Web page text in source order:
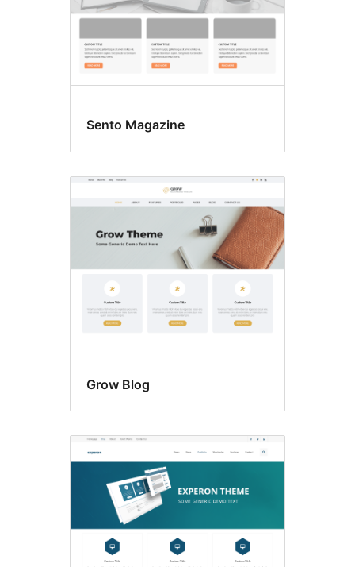
Sento Magazine
Grow Blog